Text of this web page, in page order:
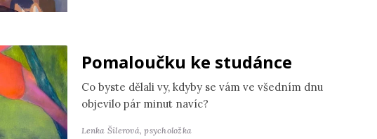
Pomaloučku ke studánce
Co byste dělali vy, kdyby se vám ve všedním dnu
objevilo pár minut navíc?
Lenka Šilerová,psycholožka